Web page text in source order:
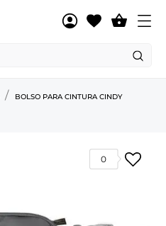

BOLSO PARA CINTURA CINDY
0